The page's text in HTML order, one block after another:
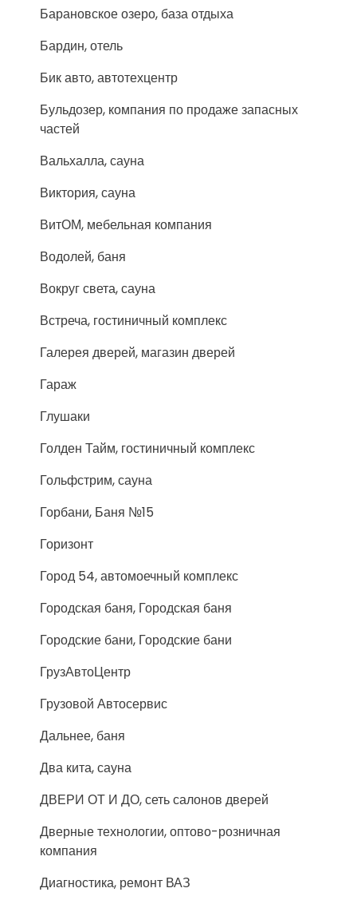
Барановское озеро, база отдыха
Бардин, отель
Бик авто, автотехцентр
Бульдозер, компания по продаже запасных
частей
Вальхалла, сауна
Виктория, сауна
ВитОМ, мебельная компания
Водолей, баня
Вокруг света, сауна
Встреча, гостиничный комплекс
Галерея дверей, магазин дверей
Гараж
Глушаки
Голден Тайм, гостиничный комплекс
Гольфстрим, сауна
Горбани, Баня №15
Горизонт
Город 54, автомоечный комплекс
Городская баня, Городская баня
Городские бани, Городские бани
ГрузАвтоЦентр
Грузовой Автосервис
Дальнее, баня
Два кита, сауна
ДВЕРИ ОТ И ДО, сеть салонов дверей
Дверные технологии, оптово-розничная
компания
Диагностика, ремонт ВАЗ